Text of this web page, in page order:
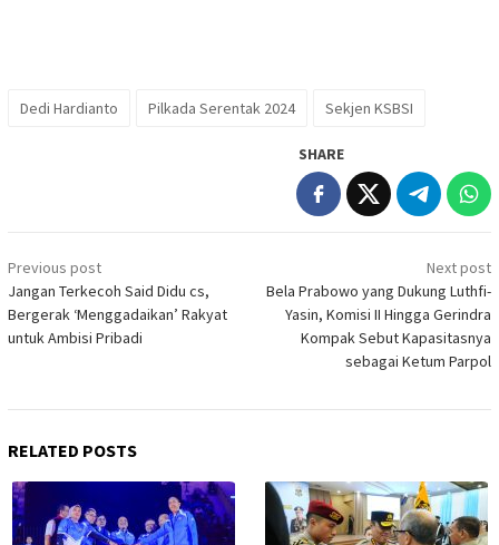
Dedi Hardianto Pilkada Serentak 2024 Sekjen KSBSI
SHARE
Post
navigation
Previous post
Jangan Terkecoh Said Didu cs,
Bergerak ‘Menggadaikan’ Rakyat
untuk Ambisi Pribadi
Next post
Bela Prabowo yang Dukung Luthfi-
Yasin, Komisi II Hingga Gerindra
Kompak Sebut Kapasitasnya
sebagai Ketum Parpol
RELATED POSTS